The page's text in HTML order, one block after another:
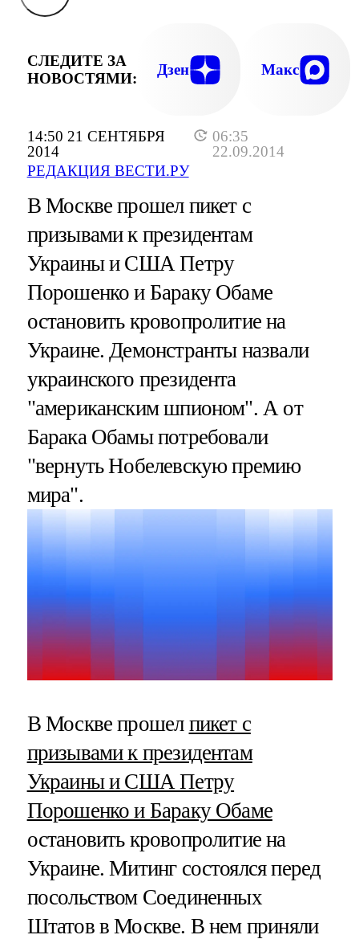
14:50 21 СЕНТЯБРЯ
2014
06:35
22.09.2014
РЕДАКЦИЯ ВЕСТИ.РУ
СЛЕДИТЕ ЗА
НОВОСТЯМИ:
Дзен Макс
В Москве прошел пикет с
призывами к президентам
Украины и США Петру
Порошенко и Бараку Обаме
остановить кровопролитие на
Украине. Демонстранты назвали
украинского президента
"американским шпионом". А от
Барака Обамы потребовали
"вернуть Нобелевскую премию
мира".
В Москве прошел пикет с
призывами к президентам
Украины и США Петру
Порошенко и Бараку Обаме
остановить кровопролитие на
Украине. Митинг состоялся перед
посольством Соединенных
Штатов в Москве. В нем приняли